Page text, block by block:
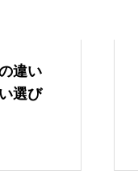
違い
選び